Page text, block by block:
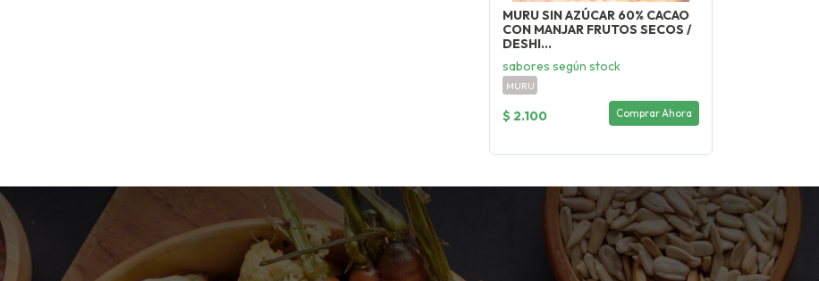
MURU SIN AZÚCAR 60% CACAO
CON MANJAR FRUTOS SECOS /
DESHI...
sabores según stock
MURU
$ 2.100 Comprar Ahora